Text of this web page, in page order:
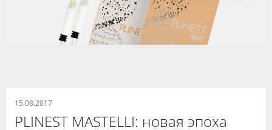
15.08.2017
PLINEST MASTELLI: новая эпоха